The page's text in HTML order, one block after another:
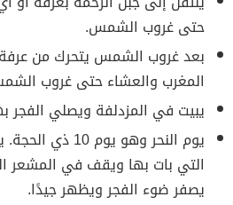
حتى غروب الشمس.
بعد غروب الشمس يتحرك من
المغرب والعشاء حتى غروب
يبيت في المزدلفة ويصلي الفجر
يوم النحر وهو
التي بات بها ويقف في المشعر
يصفر ضوء الفجر ويظهر جيدًا.